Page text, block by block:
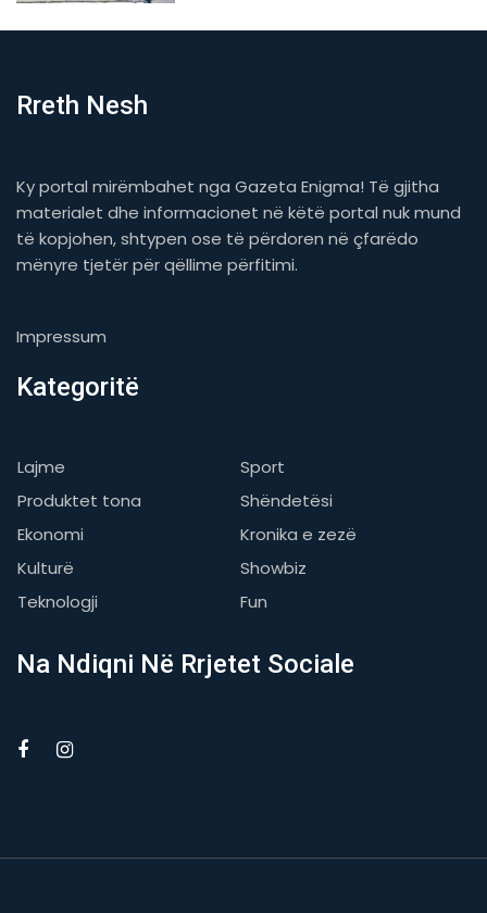
Rreth Nesh
Ky portal mirëmbahet nga Gazeta Enigma! Të gjitha
materialet dhe informacionet në këtë portal nuk mund
të kopjohen, shtypen ose të përdoren në çfarëdo
mënyre tjetër për qëllime përfitimi.
Impressum
Kategoritë
Lajme
Sport
Produktet tona
Shëndetësi
Ekonomi
Kronika e zezë
Kulturë
Showbiz
Teknologji
Fun
Na Ndiqni Në Rrjetet Sociale